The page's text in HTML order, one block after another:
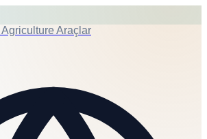
Agriculture Araçlar